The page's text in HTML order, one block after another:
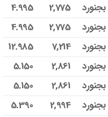
بجنورد 2,775
4.995
بجنورد 2,775
4.995
بجنورد 7,214
12.985
بجنورد 2,861
5.150
بجنورد 2,861
5.150
بجنورد 2,994
5.390